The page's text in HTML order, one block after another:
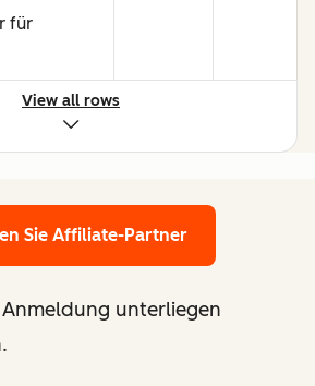
für
starke
zu
View all rows
Sie Affiliate-Partner
unterliegen